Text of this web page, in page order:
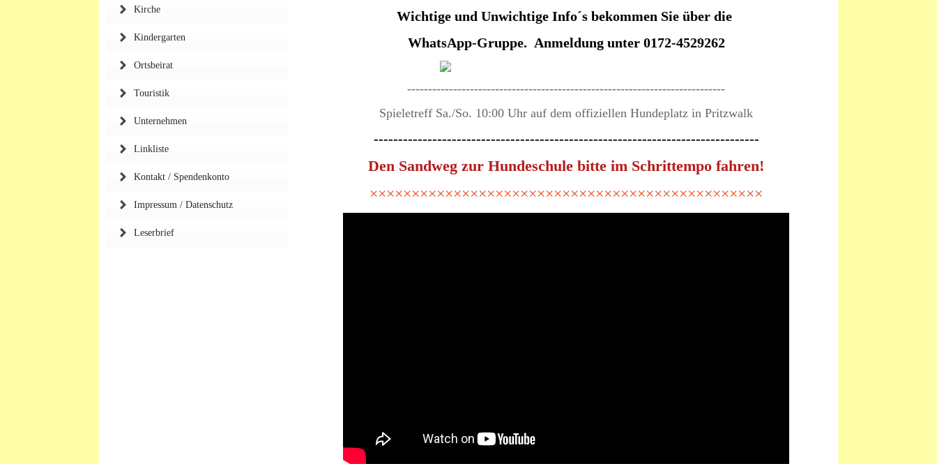
Kirche
Kindergarten
Ortsbeirat
Touristik
Unternehmen
Linkliste
Kontakt / Spendenkonto
Impressum / Datenschutz
Leserbrief
Wichtige und Unwichtige Info´s bekommen Sie über die
WhatsApp-Gruppe. Anmeldung unter 0172-4529262
----------------------------------------------------------------------------
Spieletreff Sa./So. 10:00 Uhr auf dem offiziellen Hundeplatz in Pritzwalk
-------------------------------------------------------------------------------
Den Sandweg zur Hundeschule bitte im Schrittempo fahren!
×××××××××××××××××××××××××××××××××××××××××××××××